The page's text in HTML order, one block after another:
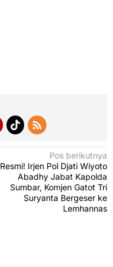
Pos berikutnya
Resmi! Irjen Pol Djati Wiyoto
Abadhy Jabat Kapolda
Sumbar, Komjen Gatot Tri
Suryanta Bergeser ke
Lemhannas